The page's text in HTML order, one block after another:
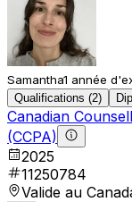
Samantha1 année
Qualifications (2)
Canadian
(CCPA)
2025
11250784
Valide au